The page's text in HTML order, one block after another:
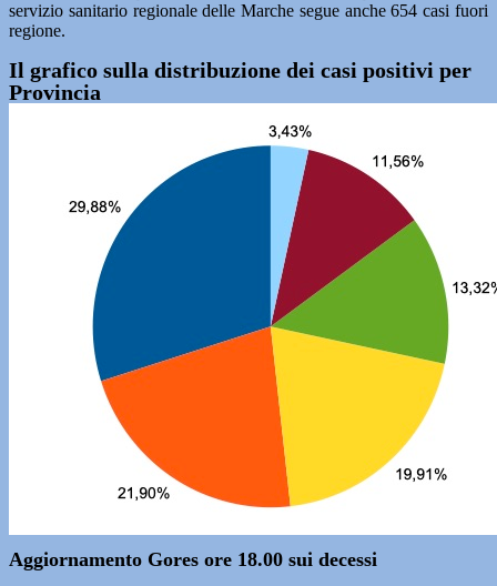
servizio sanitario regionale delle Marche segue anche 654 casi fuori
regione.
Il grafico sulla distribuzione dei casi positivi per
Provincia
Aggiornamento Gores ore 18.00 sui decessi